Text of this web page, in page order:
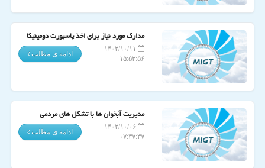
مدارک مورد نیاز برای اخذ پاسپورت دومینیکا
۱۴۰۲/۱۰/۱۱
۱۵:۵۳:۵۶
ادامه ی مطلب
مدیریت آبخوان ها با تشکل های مردمی
۱۴۰۲/۱۰/۰۶
۰۷:۳۷:۳۷
ادامه ی مطلب